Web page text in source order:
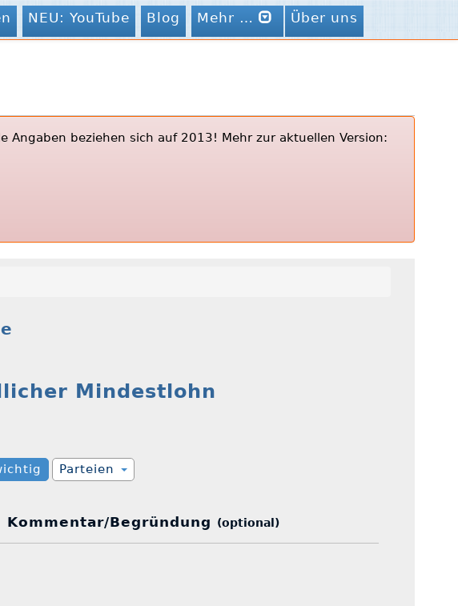
NEU: YouTube Blog Mehr … Über uns
Angaben beziehen sich auf 2013! Mehr zur aktuellen Version:
Mindestlohn
Parteien
Kommentar/Begründung (optional)